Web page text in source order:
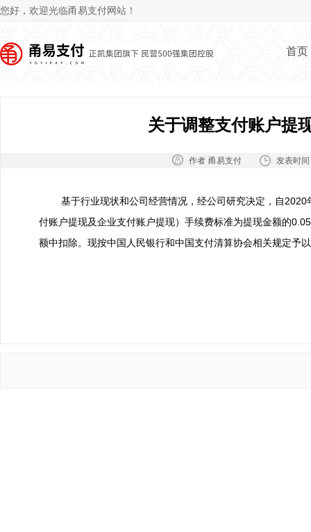
您好，欢迎光临甬易支付网站！
首页
关于调整支付账户提
作者：甬易支付 发表时
基于行业现状和公司经营情况，经公司研究决定，自
付账户提现及企业支付账户提现）手续费标准为提现金额的
额中扣除。现按中国人民银行和中国支付清算协会相关规定予